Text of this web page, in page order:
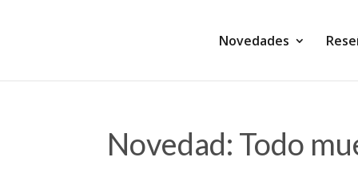
Novedades
Novedad: Todo